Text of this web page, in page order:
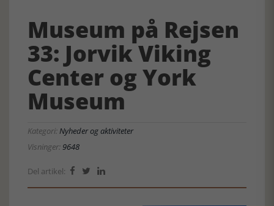
Museum på Rejsen
33: Jorvik Viking
Center og York
Museum
Kategori:Nyheder og aktiviteter
Visninger:9648
Del artikel:   